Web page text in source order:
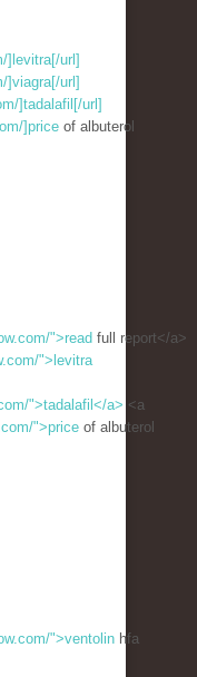
]levitra[/url]
]viagra[/url]
]tadalafil[/url]
]price of albuterol
">read full report</a>
">levitra
">tadalafil</a> <a
">price of albuterol
">ventolin hfa